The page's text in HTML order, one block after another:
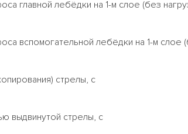
главной лебёдки на 1-м слое (без
вспомогательной лебёдки на 1-м слое
стрелы, с
выдвинутой стрелы, с